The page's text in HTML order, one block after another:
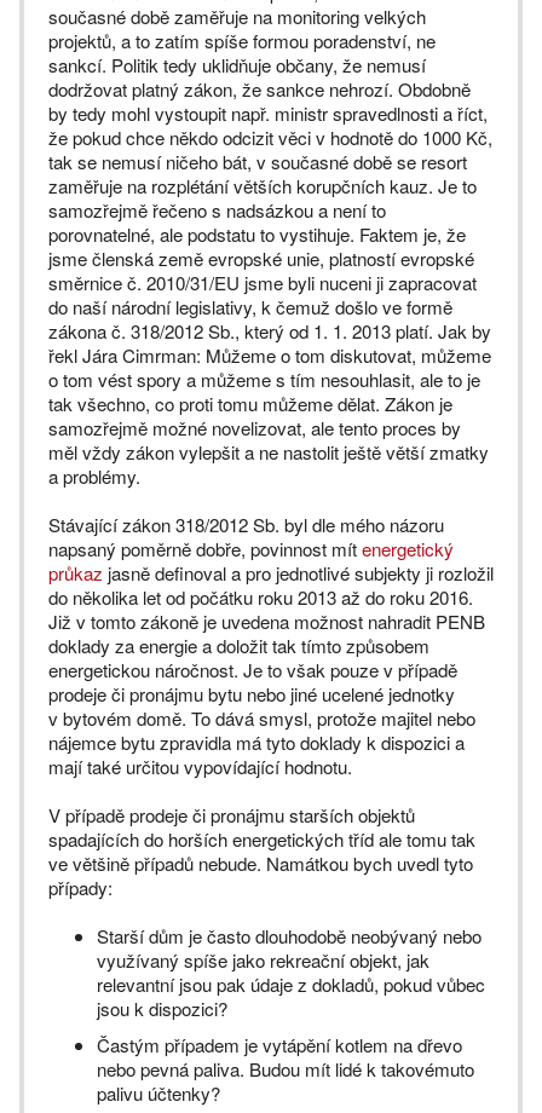
současné době zaměřuje na monitoring velkých
projektů, a to zatím spíše formou poradenství, ne
sankcí. Politik tedy uklidňuje občany, že nemusí
dodržovat platný zákon, že sankce nehrozí. Obdobně
by tedy mohl vystoupit např. ministr spravedlnosti a říct,
že pokud chce někdo odcizit věci v hodnotě do 1000 Kč,
tak se nemusí ničeho bát, v současné době se resort
zaměřuje na rozplétání větších korupčních kauz. Je to
samozřejmě řečeno s nadsázkou a není to
porovnatelné, ale podstatu to vystihuje. Faktem je, že
jsme členská země evropské unie, platností evropské
směrnice č. 2010/31/EU jsme byli nuceni ji zapracovat
do naší národní legislativy, k čemuž došlo ve formě
zákona č. 318/2012 Sb., který od 1. 1. 2013 platí. Jak by
řekl Jára Cimrman: Můžeme o tom diskutovat, můžeme
o tom vést spory a můžeme s tím nesouhlasit, ale to je
tak všechno, co proti tomu můžeme dělat. Zákon je
samozřejmě možné novelizovat, ale tento proces by
měl vždy zákon vylepšit a ne nastolit ještě větší zmatky
a problémy.
Stávající zákon 318/2012 Sb. byl dle mého názoru
napsaný poměrně dobře, povinnost mítenergetický
průkaz jasně definoval a pro jednotlivé subjekty ji rozložil
do několika let od počátku roku 2013 až do roku 2016.
Již v tomto zákoně je uvedena možnost nahradit PENB
doklady za energie a doložit tak tímto způsobem
energetickou náročnost. Je to však pouze v případě
prodeje či pronájmu bytu nebo jiné ucelené jednotky
v bytovém domě. To dává smysl, protože majitel nebo
nájemce bytu zpravidla má tyto doklady k dispozici a
mají také určitou vypovídající hodnotu.
V případě prodeje či pronájmu starších objektů
spadajících do horších energetických tříd ale tomu tak
ve většině případů nebude. Namátkou bych uvedl tyto
případy:
Starší dům je často dlouhodobě neobývaný nebo
využívaný spíše jako rekreační objekt, jak
relevantní jsou pak údaje z dokladů, pokud vůbec
jsou k dispozici?
Častým případem je vytápění kotlem na dřevo
nebo pevná paliva. Budou mít lidé k takovémuto
palivu účtenky?